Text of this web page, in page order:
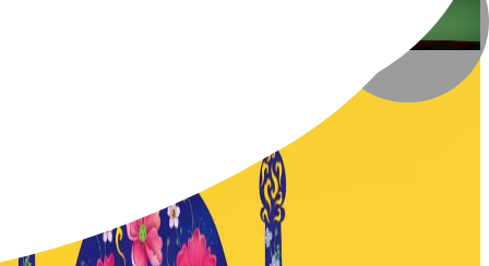
ایمان کاتبی